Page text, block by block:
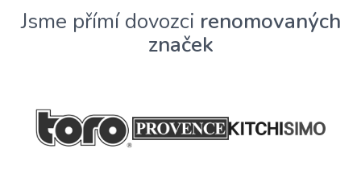
Jsme přímí dovozci renomovaných
značek